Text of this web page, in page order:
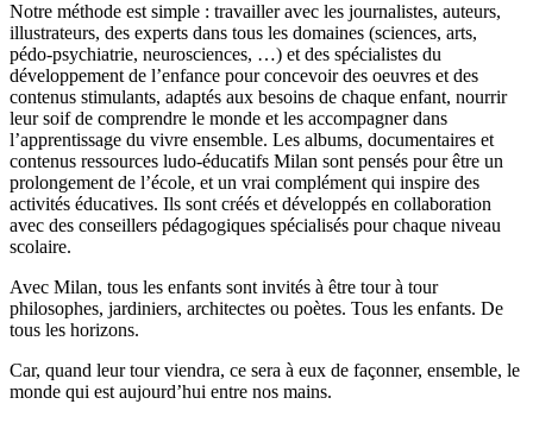
Notre méthode est simple : travailler avec les journalistes, auteurs,
illustrateurs, des experts dans tous les domaines (sciences, arts,
pédo-psychiatrie, neurosciences, …) et des spécialistes du
développement de l’enfance pour concevoir des oeuvres et des
contenus stimulants, adaptés aux besoins de chaque enfant, nourrir
leur soif de comprendre le monde et les accompagner dans
l’apprentissage du vivre ensemble. Les albums, documentaires et
contenus ressources ludo-éducatifs Milan sont pensés pour être un
prolongement de l’école, et un vrai complément qui inspire des
activités éducatives. Ils sont créés et développés en collaboration
avec des conseillers pédagogiques spécialisés pour chaque niveau
scolaire.
Avec Milan, tous les enfants sont invités à être tour à tour
philosophes, jardiniers, architectes ou poètes. Tous les enfants. De
tous les horizons.
Car, quand leur tour viendra, ce sera à eux de façonner, ensemble, le
monde qui est aujourd’hui entre nos mains.